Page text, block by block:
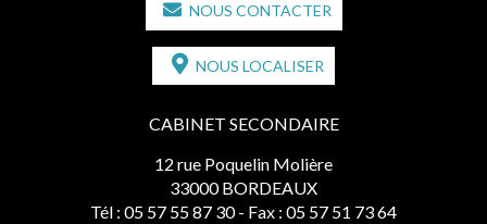
NOUS CONTACTER
NOUS LOCALISER
CABINET SECONDAIRE
12 rue Poquelin Molière
33000 BORDEAUX
Tél : 05 57 55 87 30 - Fax : 05 57 51 73 64